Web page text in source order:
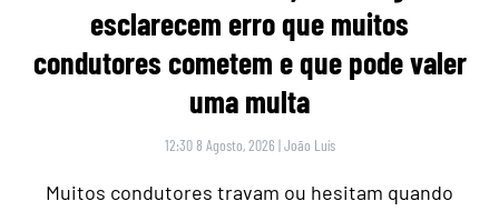
esclarecem erro que muitos
condutores cometem e que pode valer
uma multa
12:30 8 Agosto, 2026 |João Luís
Muitos condutores travam ou hesitam quando